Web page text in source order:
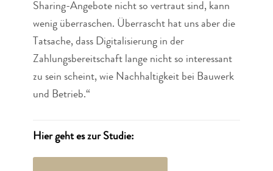
Sharing-Angebote nicht so vertraut sind, kann
wenig überraschen. Überrascht hat uns aber die
Tatsache, dass Digitalisierung in der
Zahlungsbereitschaft lange nicht so interessant
zu sein scheint, wie Nachhaltigkeit bei Bauwerk
und Betrieb.“
Hier geht es zur Studie: